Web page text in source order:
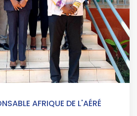
AFRIQUE DE L'AÉRÉ